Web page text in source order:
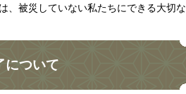
、被災していない私たちにできる大切な
について